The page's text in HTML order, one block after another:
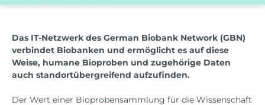
Das IT-Netzwerk des German Biobank Network (GBN)
verbindet Biobanken und ermöglicht es auf diese
Weise, humane Bioproben und zugehörige Daten
auch standortübergreifend aufzufinden.
Der Wert einer Bioprobensammlung für die Wissenschaft